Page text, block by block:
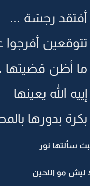
أفتقد رجسَة ...
أفرجوا
أظن قضيتها
الله يعينها
بدورها
سألتها نور
ليش مو اللحين